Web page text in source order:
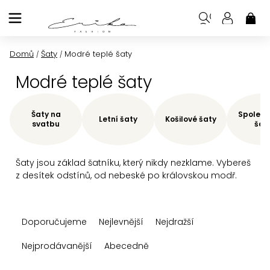
na
Domů / Šaty / Modré teplé šaty
Modré teplé šaty
Šaty jsou základ šatníku, který nikdy nezklame. Vybereš
z desítek odstínů, od nebeské po královskou modř.
Šaty na
svatbu
Letní šaty Košilové šaty
aDoporučujeme Nejlevnější
Nejdražší
Nejprodávanější
Abecedně